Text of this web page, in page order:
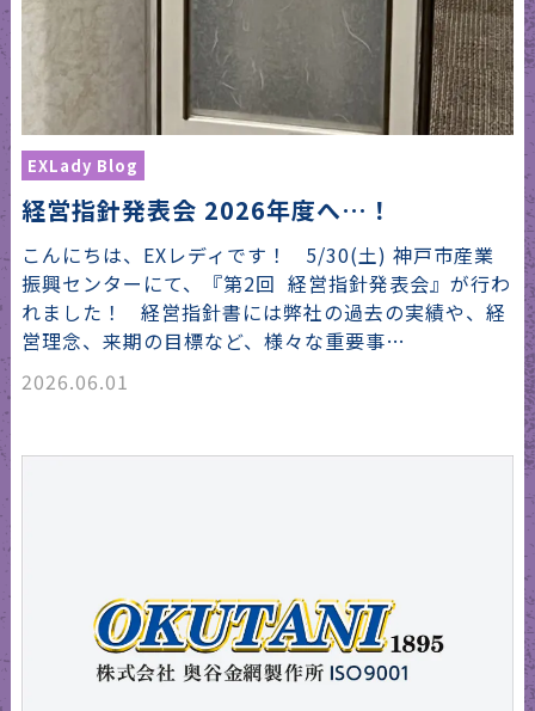
EXLady Blog
経営指針発表会 2026年度へ…！
こんにちは、EXレディです！ 5/30(土) 神戸市産業
振興センターにて、『第2回 経営指針発表会』が行わ
れました！ 経営指針書には弊社の過去の実績や、経
営理念、来期の目標など、様々な重要事…
2026.06.01